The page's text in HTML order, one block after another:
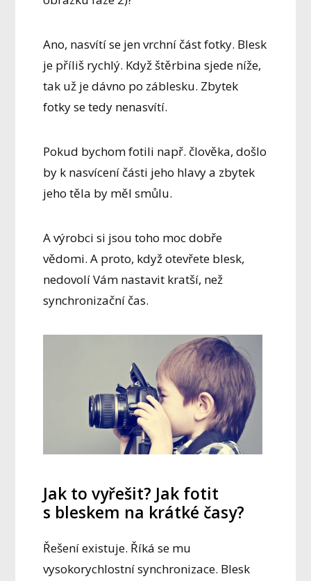
Ano, nasvítí se jen vrchní část fotky. Blesk
je příliš rychlý. Když štěrbina sjede níže,
tak už je dávno po záblesku. Zbytek
fotky se tedy nenasvítí.
Pokud bychom fotili např. člověka, došlo
by k nasvícení části jeho hlavy a zbytek
jeho těla by měl smůlu.
A výrobci si jsou toho moc dobře
vědomi. A proto, když otevřete blesk,
nedovolí Vám nastavit kratší, než
synchronizační čas.
Jak to vyřešit? Jak fotit
s bleskem na krátké časy?
Řešení existuje. Říká se mu
vysokorychlostní synchronizace. Blesk